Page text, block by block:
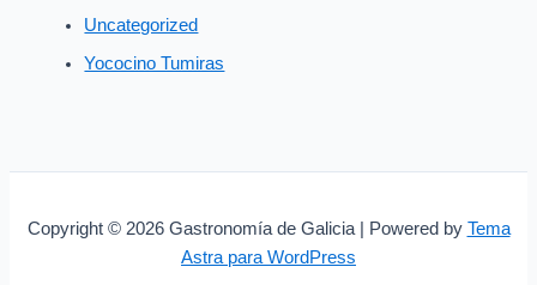
Uncategorized
Yococino Tumiras
Copyright © 2026 Gastronomía de Galicia | Powered by Tema
Astra para WordPress